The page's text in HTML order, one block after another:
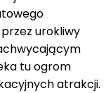
urokliwy
tu ogrom
atrakcji.